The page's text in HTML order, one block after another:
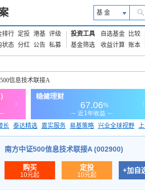
基 金
排行 定投 港基 评级
状态 分红 公告 私募
投资工具 自选基金
比较
基金筛选
收益计算 账本
信息技术联接A
长 泰达精选 嘉实服务 易基策略 兴业全球视野
南方中证500信息技术联接A (002900)
购买
10元起
定投
10元起
+加自